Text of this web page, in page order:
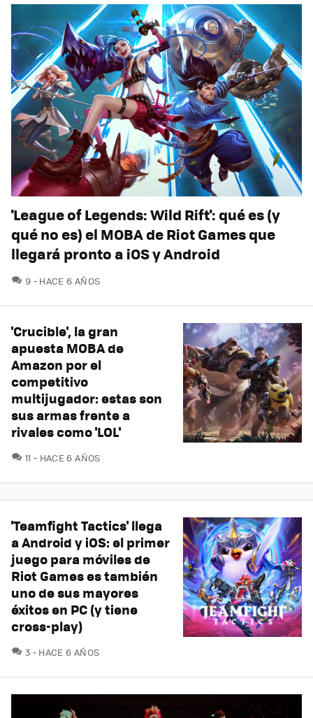
'League of Legends: Wild Rift': qué es (y
qué no es) el MOBA de Riot Games que
llegará pronto a iOS y Android
9 COMENTARIOS
HACE 6 AÑOS
'Crucible', la gran
apuesta MOBA de
Amazon por el
competitivo
multijugador: estas son
sus armas frente a
rivales como 'LOL'
11 COMENTARIOS
HACE 6 AÑOS
'Teamfight Tactics' llega
a Android y iOS: el primer
juego para móviles de
Riot Games es también
uno de sus mayores
éxitos en PC (y tiene
cross-play)
3 COMENTARIOS
HACE 6 AÑOS